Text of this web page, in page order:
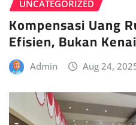
UNCATEGORIZED
Kompensasi Uang
Efisien, Bukan
Admin Aug 24,